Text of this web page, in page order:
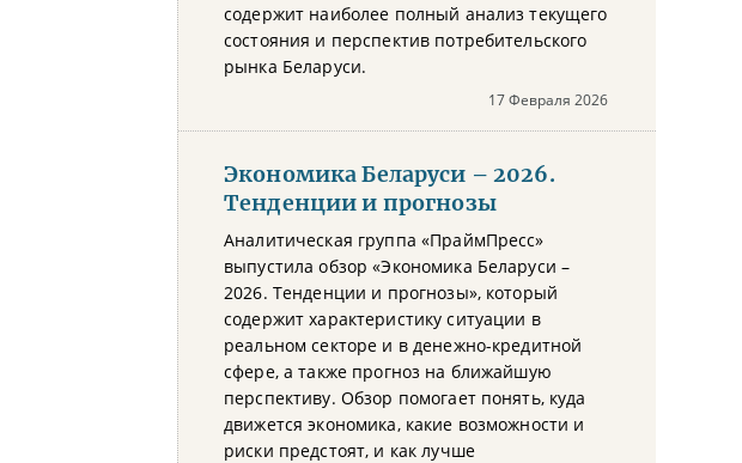
содержит наиболее полный анализ текущего
состояния и перспектив потребительского
рынка Беларуси.
17 Февраля 2026
Экономика Беларуси – 2026.
Тенденции и прогнозы
Аналитическая группа «ПраймПресс»
выпустила обзор «Экономика Беларуси –
2026. Тенденции и прогнозы», который
содержит характеристику ситуации в
реальном секторе и в денежно-кредитной
сфере, а также прогноз на ближайшую
перспективу. Обзор помогает понять, куда
движется экономика, какие возможности и
риски предстоят, и как лучше